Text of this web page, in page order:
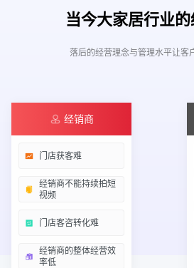
当今大家居行业
落后的经营理念与管理水平让客
经销商
门店获客难
经销商不能持续拍短
视频
门店客咨转化难
经销商的整体经营效
率低